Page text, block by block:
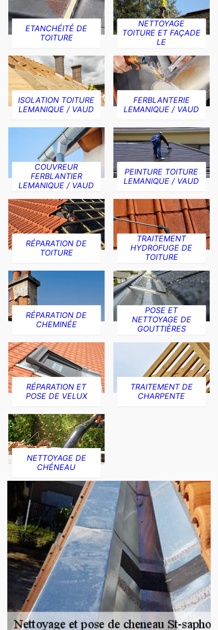
ETANCHÉITÉ DE
TOITURE
NETTOYAGE
TOITURE ET FAÇADE
LE
ISOLATION TOITURE
LEMANIQUE / VAUD
FERBLANTERIE
LEMANIQUE / VAUD
COUVREUR
FERBLANTIER
LEMANIQUE / VAUD
PEINTURE TOITURE
LEMANIQUE / VAUD
RÉPARATION DE
TOITURE
TRAITEMENT
HYDROFUGE DE
TOITURE
RÉPARATION DE
CHEMINÉE
POSE ET
NETTOYAGE DE
GOUTTIÈRES
RÉPARATION ET
POSE DE VELUX
TRAITEMENT DE
CHARPENTE
NETTOYAGE DE
CHÉNEAU